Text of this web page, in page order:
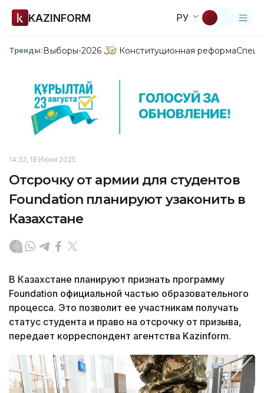
KAZINFORM РУ
Тренды:Выборы-2026 Конституционная реформа
14:32, 18 Июня 2025
Отсрочку от армии для студентов
Foundation планируют узаконить в
Казахстане
В Казахстане планируют признать программу
Foundation официальной частью образовательного
процесса. Это позволит ее участникам получать
статус студента и право на отсрочку от призыва,
передает корреспондент агентства Kazinform.